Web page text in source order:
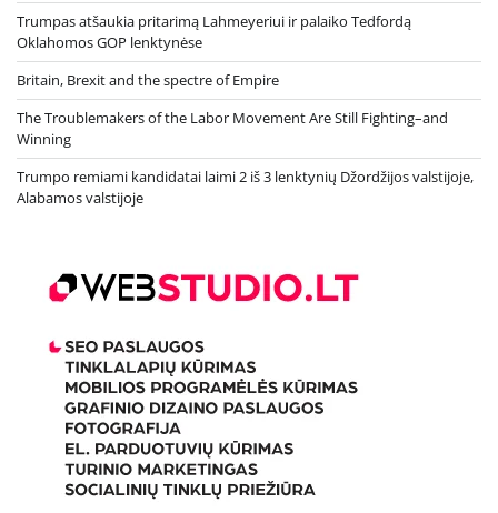
Trumpas atšaukia pritarimą Lahmeyeriui ir palaiko Tedfordą
Oklahomos GOP lenktynėse
Britain, Brexit and the spectre of Empire
The Troublemakers of the Labor Movement Are Still Fighting–and
Winning
Trumpo remiami kandidatai laimi 2 iš 3 lenktynių Džordžijos valstijoje,
Alabamos valstijoje